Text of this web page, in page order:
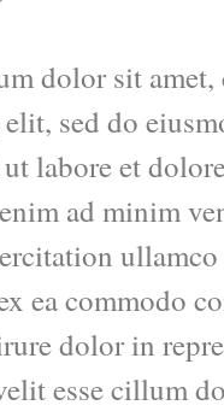
dolor sit amet,
sed do
labore et
ad minim
ea commodo
dolor in
esse cillum